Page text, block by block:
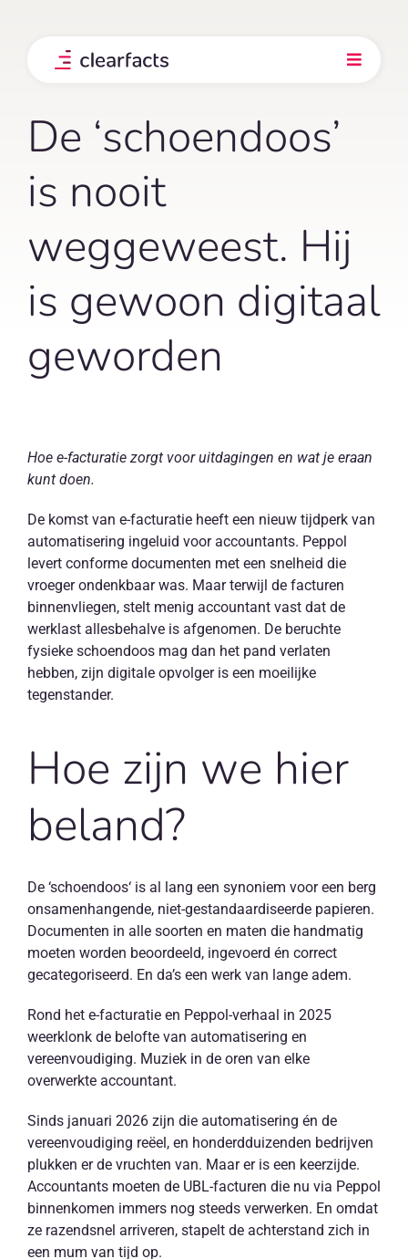
Toggle
Prijs
Ontdek
De ‘schoendoos’
is nooit
weggeweest. Hij
is gewoon digitaal
geworden
Hoe e-facturatie zorgt voor uitdagingen en wat je eraan
kunt doen.
De komst van e-facturatie heeft een nieuw tijdperk van
automatisering ingeluid voor accountants. Peppol
levert conforme documenten met een snelheid die
vroeger ondenkbaar was. Maar terwijl de facturen
binnenvliegen, stelt menig accountant vast dat de
werklast allesbehalve is afgenomen. De beruchte
fysieke schoendoos mag dan het pand verlaten
hebben, zijn digitale opvolger is een moeilijke
tegenstander.
Hoe zijn we hier
beland?
De ‘schoendoos‘ is al lang een synoniem voor een berg
onsamenhangende, niet-gestandaardiseerde papieren.
Documenten in alle soorten en maten die handmatig
moeten worden beoordeeld, ingevoerd én correct
gecategoriseerd. En da’s een werk van lange adem.
Rond het e-facturatie en Peppol-verhaal in 2025
weerklonk de belofte van automatisering en
vereenvoudiging. Muziek in de oren van elke
overwerkte accountant.
Sinds januari 2026 zijn die automatisering én de
vereenvoudiging reëel, en honderdduizenden bedrijven
plukken er de vruchten van. Maar er is een keerzijde.
Accountants moeten de UBL-facturen die nu via Peppol
binnenkomen immers nog steeds verwerken. En omdat
ze razendsnel arriveren, stapelt de achterstand zich in
een mum van tijd op.